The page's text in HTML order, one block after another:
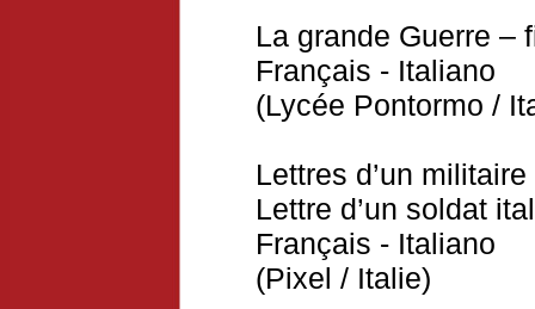
La grande Guerre –
Français - Italiano
(Lycée Pontormo /
Lettres d’un
Lettre d’un soldat
Français - Italiano
(Pixel / Italie)